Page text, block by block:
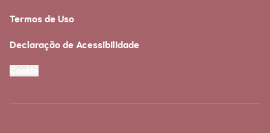
Termos de Uso
Declaração de Acessibilidade
Cookie